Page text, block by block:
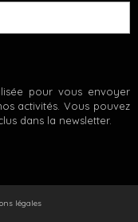
pour vous envoyer
activités. Vous pouvez
dans la newsletter.
légales